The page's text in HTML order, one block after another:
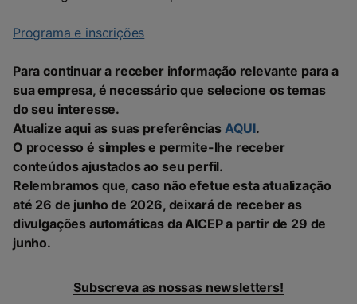
Programa e inscrições
Para continuar a receber informação relevante para a
sua empresa, é necessário que selecione os temas
do seu interesse.
Atualize aqui as suas preferências AQUI.
O processo é simples e permite-lhe receber
conteúdos ajustados ao seu perfil.
Relembramos que, caso não efetue esta atualização
até 26 de junho de 2026, deixará de receber as
divulgações automáticas da AICEP a partir de 29 de
junho.
Subscreva as nossas newsletters!